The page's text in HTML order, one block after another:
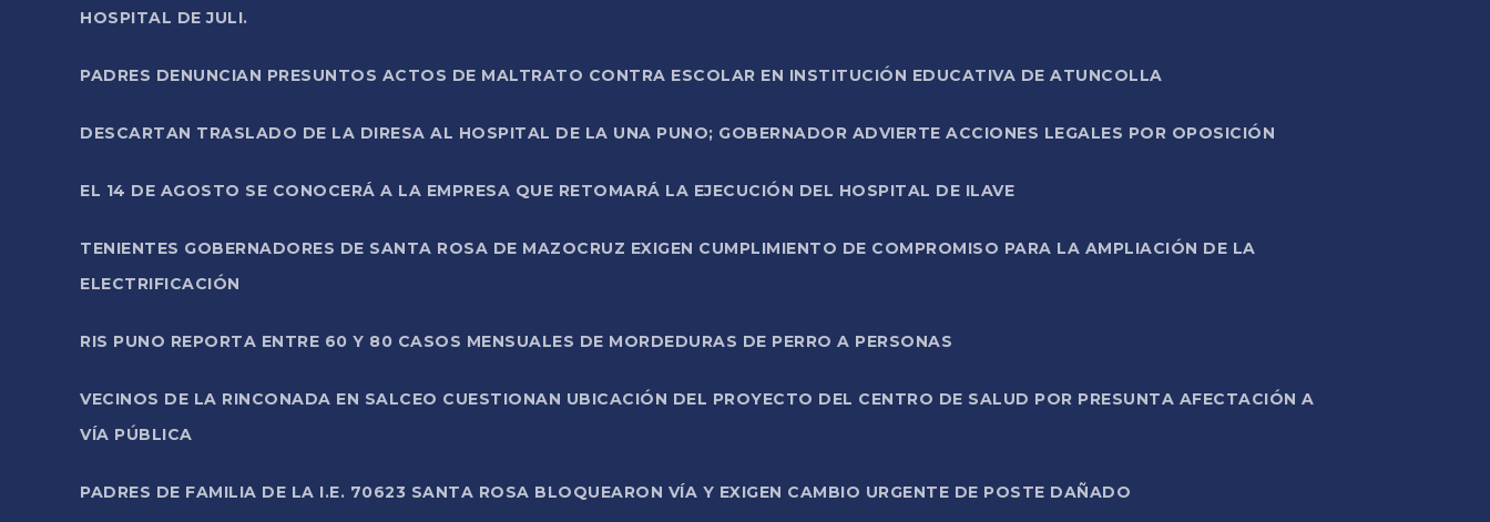
HOSPITAL DE JULI.
PADRES DENUNCIAN PRESUNTOS ACTOS DE MALTRATO CONTRA ESCOLAR EN INSTITUCIÓN EDUCATIVA DE ATUNCOLLA
DESCARTAN TRASLADO DE LA DIRESA AL HOSPITAL DE LA UNA PUNO; GOBERNADOR ADVIERTE ACCIONES LEGALES POR OPOSICIÓN
EL 14 DE AGOSTO SE CONOCERÁ A LA EMPRESA QUE RETOMARÁ LA EJECUCIÓN DEL HOSPITAL DE ILAVE
TENIENTES GOBERNADORES DE SANTA ROSA DE MAZOCRUZ EXIGEN CUMPLIMIENTO DE COMPROMISO PARA LA AMPLIACIÓN DE LA
ELECTRIFICACIÓN
RIS PUNO REPORTA ENTRE 60 Y 80 CASOS MENSUALES DE MORDEDURAS DE PERRO A PERSONAS
VECINOS DE LA RINCONADA EN SALCEO CUESTIONAN UBICACIÓN DEL PROYECTO DEL CENTRO DE SALUD POR PRESUNTA AFECTACIÓN A
VÍA PÚBLICA
PADRES DE FAMILIA DE LA I.E. 70623 SANTA ROSA BLOQUEARON VÍA Y EXIGEN CAMBIO URGENTE DE POSTE DAÑADO